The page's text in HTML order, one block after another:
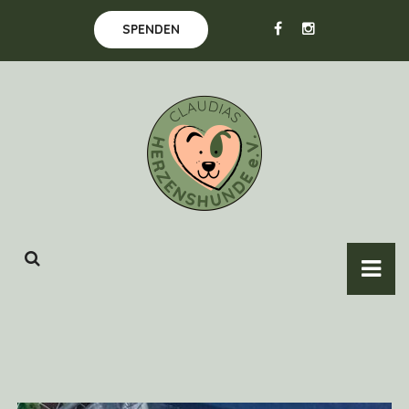
SPENDEN